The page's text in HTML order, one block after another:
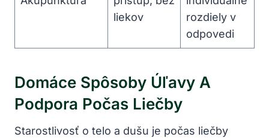
liekov
rozdiely v
odpovedi
Domáce Spôsoby Úľavy A
Podpora Počas Liečby
Starostlivosť o telo a dušu je počas liečby